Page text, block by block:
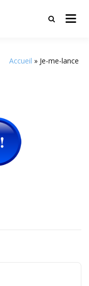
et randonnées en Hauts
Accueil Je-me-lance